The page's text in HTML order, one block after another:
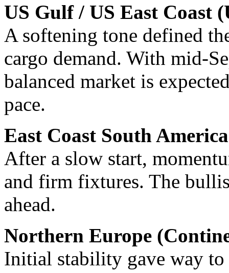
US Gulf / US East Coast
A softening tone defined
cargo demand. With mid-
balanced market is
pace.
East Coast South
After a slow start,
and firm fixtures. The
ahead.
Northern Europe
Initial stability gave way to